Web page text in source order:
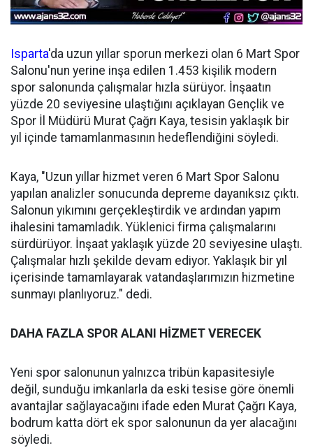
Isparta'da uzun yıllar sporun merkezi olan 6 Mart Spor
Salonu'nun yerine inşa edilen 1.453 kişilik modern
spor salonunda çalışmalar hızla sürüyor. İnşaatın
yüzde 20 seviyesine ulaştığını açıklayan Gençlik ve
Spor İl Müdürü Murat Çağrı Kaya, tesisin yaklaşık bir
yıl içinde tamamlanmasının hedeflendiğini söyledi.
Kaya, "Uzun yıllar hizmet veren 6 Mart Spor Salonu
yapılan analizler sonucunda depreme dayanıksız çıktı.
Salonun yıkımını gerçekleştirdik ve ardından yapım
ihalesini tamamladık. Yüklenici firma çalışmalarını
sürdürüyor. İnşaat yaklaşık yüzde 20 seviyesine ulaştı.
Çalışmalar hızlı şekilde devam ediyor. Yaklaşık bir yıl
içerisinde tamamlayarak vatandaşlarımızın hizmetine
sunmayı planlıyoruz." dedi.
DAHA FAZLA SPOR ALANI HİZMET VERECEK
Yeni spor salonunun yalnızca tribün kapasitesiyle
değil, sunduğu imkanlarla da eski tesise göre önemli
avantajlar sağlayacağını ifade eden Murat Çağrı Kaya,
bodrum katta dört ek spor salonunun da yer alacağını
söyledi.